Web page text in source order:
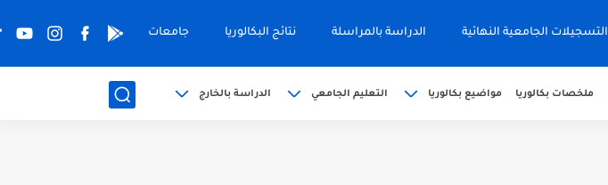
التسجيلات الجامعية النهائية الدراسة بالمراسلة نتائج البكالوريا جامعات
ملخصات بكالوريا مواضيع بكالوريا التعليم الجامعي الدراسة بالخارج